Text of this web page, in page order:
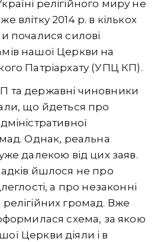
релігійного миру не
влітку 2014 р. в кількох
почалися силові
нашої Церкви на
Патріархату (УПЦ КП).
та державні чиновники
що йдеться про
Однак, реальна
далекою від цих заяв.
йшлося не про
а про незаконні
релігійних громад. Вже
схема, за якою
Церкви діяли і в